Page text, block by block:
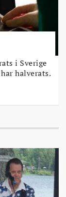
i Sverige
halverats.